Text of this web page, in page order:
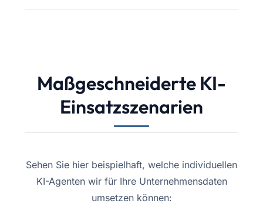
Maßgeschneiderte KI-
Einsatzszenarien
Sehen Sie hier beispielhaft, welche individuellen
KI-Agenten wir für Ihre Unternehmensdaten
umsetzen können: